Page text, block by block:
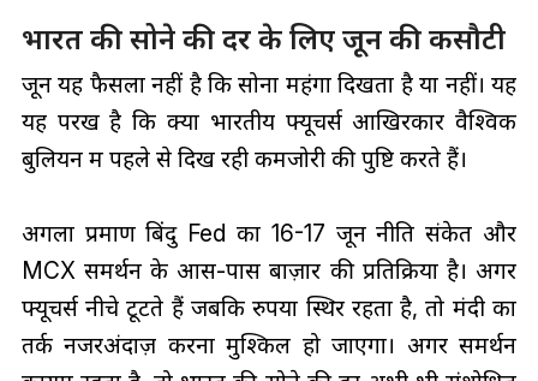
भारत की सोने की दर के लिए जून की कसौटी
जून यह फैसला नहीं है कि सोना महंगा दिखता है या नहीं। यह
यह परख है कि क्या भारतीय फ्यूचर्स आखिरकार वैश्विक
बुलियन में पहले से दिख रही कमजोरी की पुष्टि करते हैं।
अगला प्रमाण बिंदु Fed का 16-17 जून नीति संकेत और
MCX समर्थन के आस-पास बाज़ार की प्रतिक्रिया है। अगर
फ्यूचर्स नीचे टूटते हैं जबकि रुपया स्थिर रहता है, तो मंदी का
तर्क नजरअंदाज़ करना मुश्किल हो जाएगा। अगर समर्थन